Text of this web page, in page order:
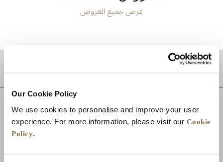
Our Cookie Policy
We use cookies to personalise and improve your user
experience. For more information, please visit our Cookie
Policy.
عرض جميع العروض
موقع